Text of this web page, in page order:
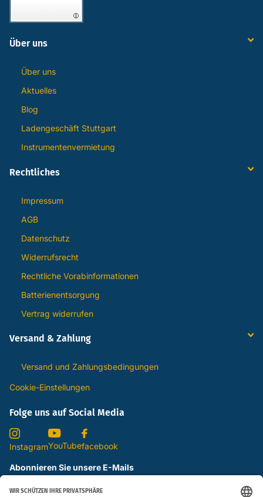
Über uns
Über uns
Aktuelles
Blog
Ladengeschäft Stuttgart
Instrumentenvermietung
Rechtliches
Impressum
AGB
Datenschutz
Widerrufsrecht
Rechtliche Vorabinformationen
Batterienentsorgung
Vertrag widerrufen
Versand & Zahlung
Versand und Zahlungsbedingungen
Cookie-Einstellungen
Folge uns auf Social Media
InstagramYouTubefacebook
Abonnieren Sie unsere E-Mails